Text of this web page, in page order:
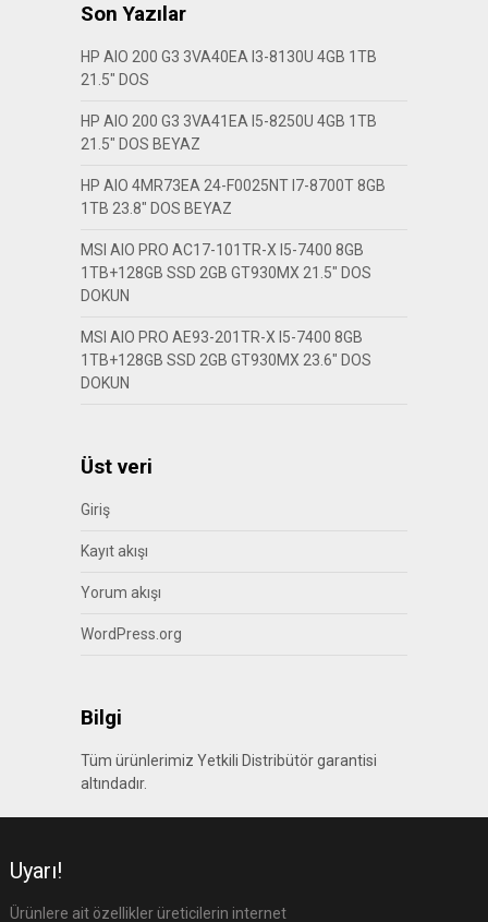
Son Yazılar
HP AIO 200 G3 3VA40EA I3-8130U 4GB 1TB
21.5″ DOS
HP AIO 200 G3 3VA41EA I5-8250U 4GB 1TB
21.5″ DOS BEYAZ
HP AIO 4MR73EA 24-F0025NT I7-8700T 8GB
1TB 23.8″ DOS BEYAZ
MSI AIO PRO AC17-101TR-X I5-7400 8GB
1TB+128GB SSD 2GB GT930MX 21.5″ DOS
DOKUN
MSI AIO PRO AE93-201TR-X I5-7400 8GB
1TB+128GB SSD 2GB GT930MX 23.6″ DOS
DOKUN
Üst veri
Giriş
Kayıt akışı
Yorum akışı
WordPress.org
Bilgi
Tüm ürünlerimiz Yetkili Distribütör garantisi
altındadır.
Uyarı!
Ürünlere ait özellikler üreticilerin internet